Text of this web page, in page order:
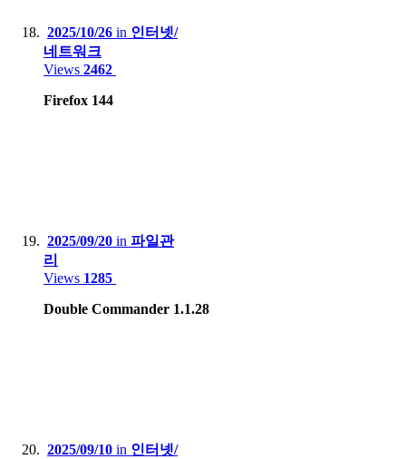
2025/10/26 in 인터넷/
네트워크
Views 2462
Firefox 144
2025/09/20 in 파일관
리
Views 1285
Double Commander 1.1.28
2025/09/10 in 인터넷/